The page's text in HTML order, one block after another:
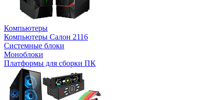
Компьютеры
Компьютеры Салон 2116
Системные блоки
Моноблоки
Платформы для сборки ПК